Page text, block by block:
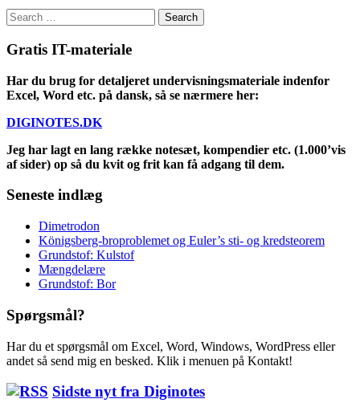
Search
for:
Gratis IT-materiale
Har du brug for detaljeret undervisningsmateriale indenfor
Excel, Word etc. på dansk, så se nærmere her:
DIGINOTES.DK
Jeg har lagt en lang række notesæt, kompendier etc. (1.000’vis
af sider) op så du kvit og frit kan få adgang til dem.
Seneste indlæg
Dimetrodon
Königsberg-broproblemet og Euler’s sti- og kredsteorem
Grundstof: Kulstof
Mængdelære
Grundstof: Bor
Spørgsmål?
Har du et spørgsmål om Excel, Word, Windows, WordPress eller
andet så send mig en besked. Klik i menuen på Kontakt!
Sidste nyt fra Diginotes